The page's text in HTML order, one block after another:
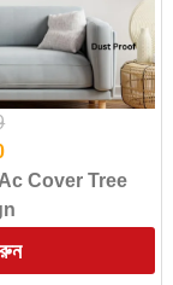
Cover Tree